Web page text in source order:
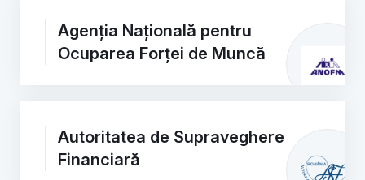
Agenția Națională pentru
Ocuparea Forței de Muncă
Autoritatea de Supraveghere
Financiară